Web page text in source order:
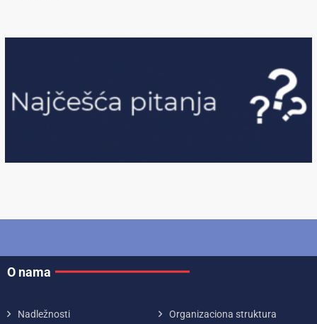
O nama
Nadležnosti Organizaciona struktura